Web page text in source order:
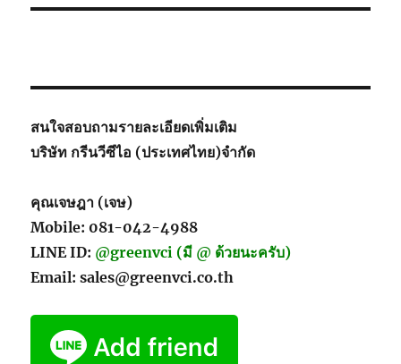
สนใจสอบถามรายละเอียดเพิ่มเติม
บริษัท กรีนวีซีไอ (ประเทศไทย)จำกัด
คุณเจษฎา (เจษ)
Mobile: 081-042-4988
LINE ID: @greenvci (มี @ ด้วยนะครับ)
Email: sales@greenvci.co.th